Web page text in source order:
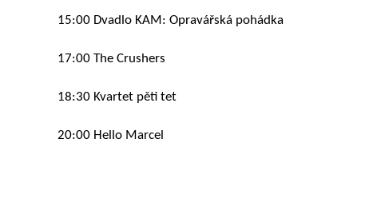
15:00 Dvadlo KAM: Opravářská pohádka
17:00 The Crushers
18:30 Kvartet pěti tet
20:00 Hello Marcel